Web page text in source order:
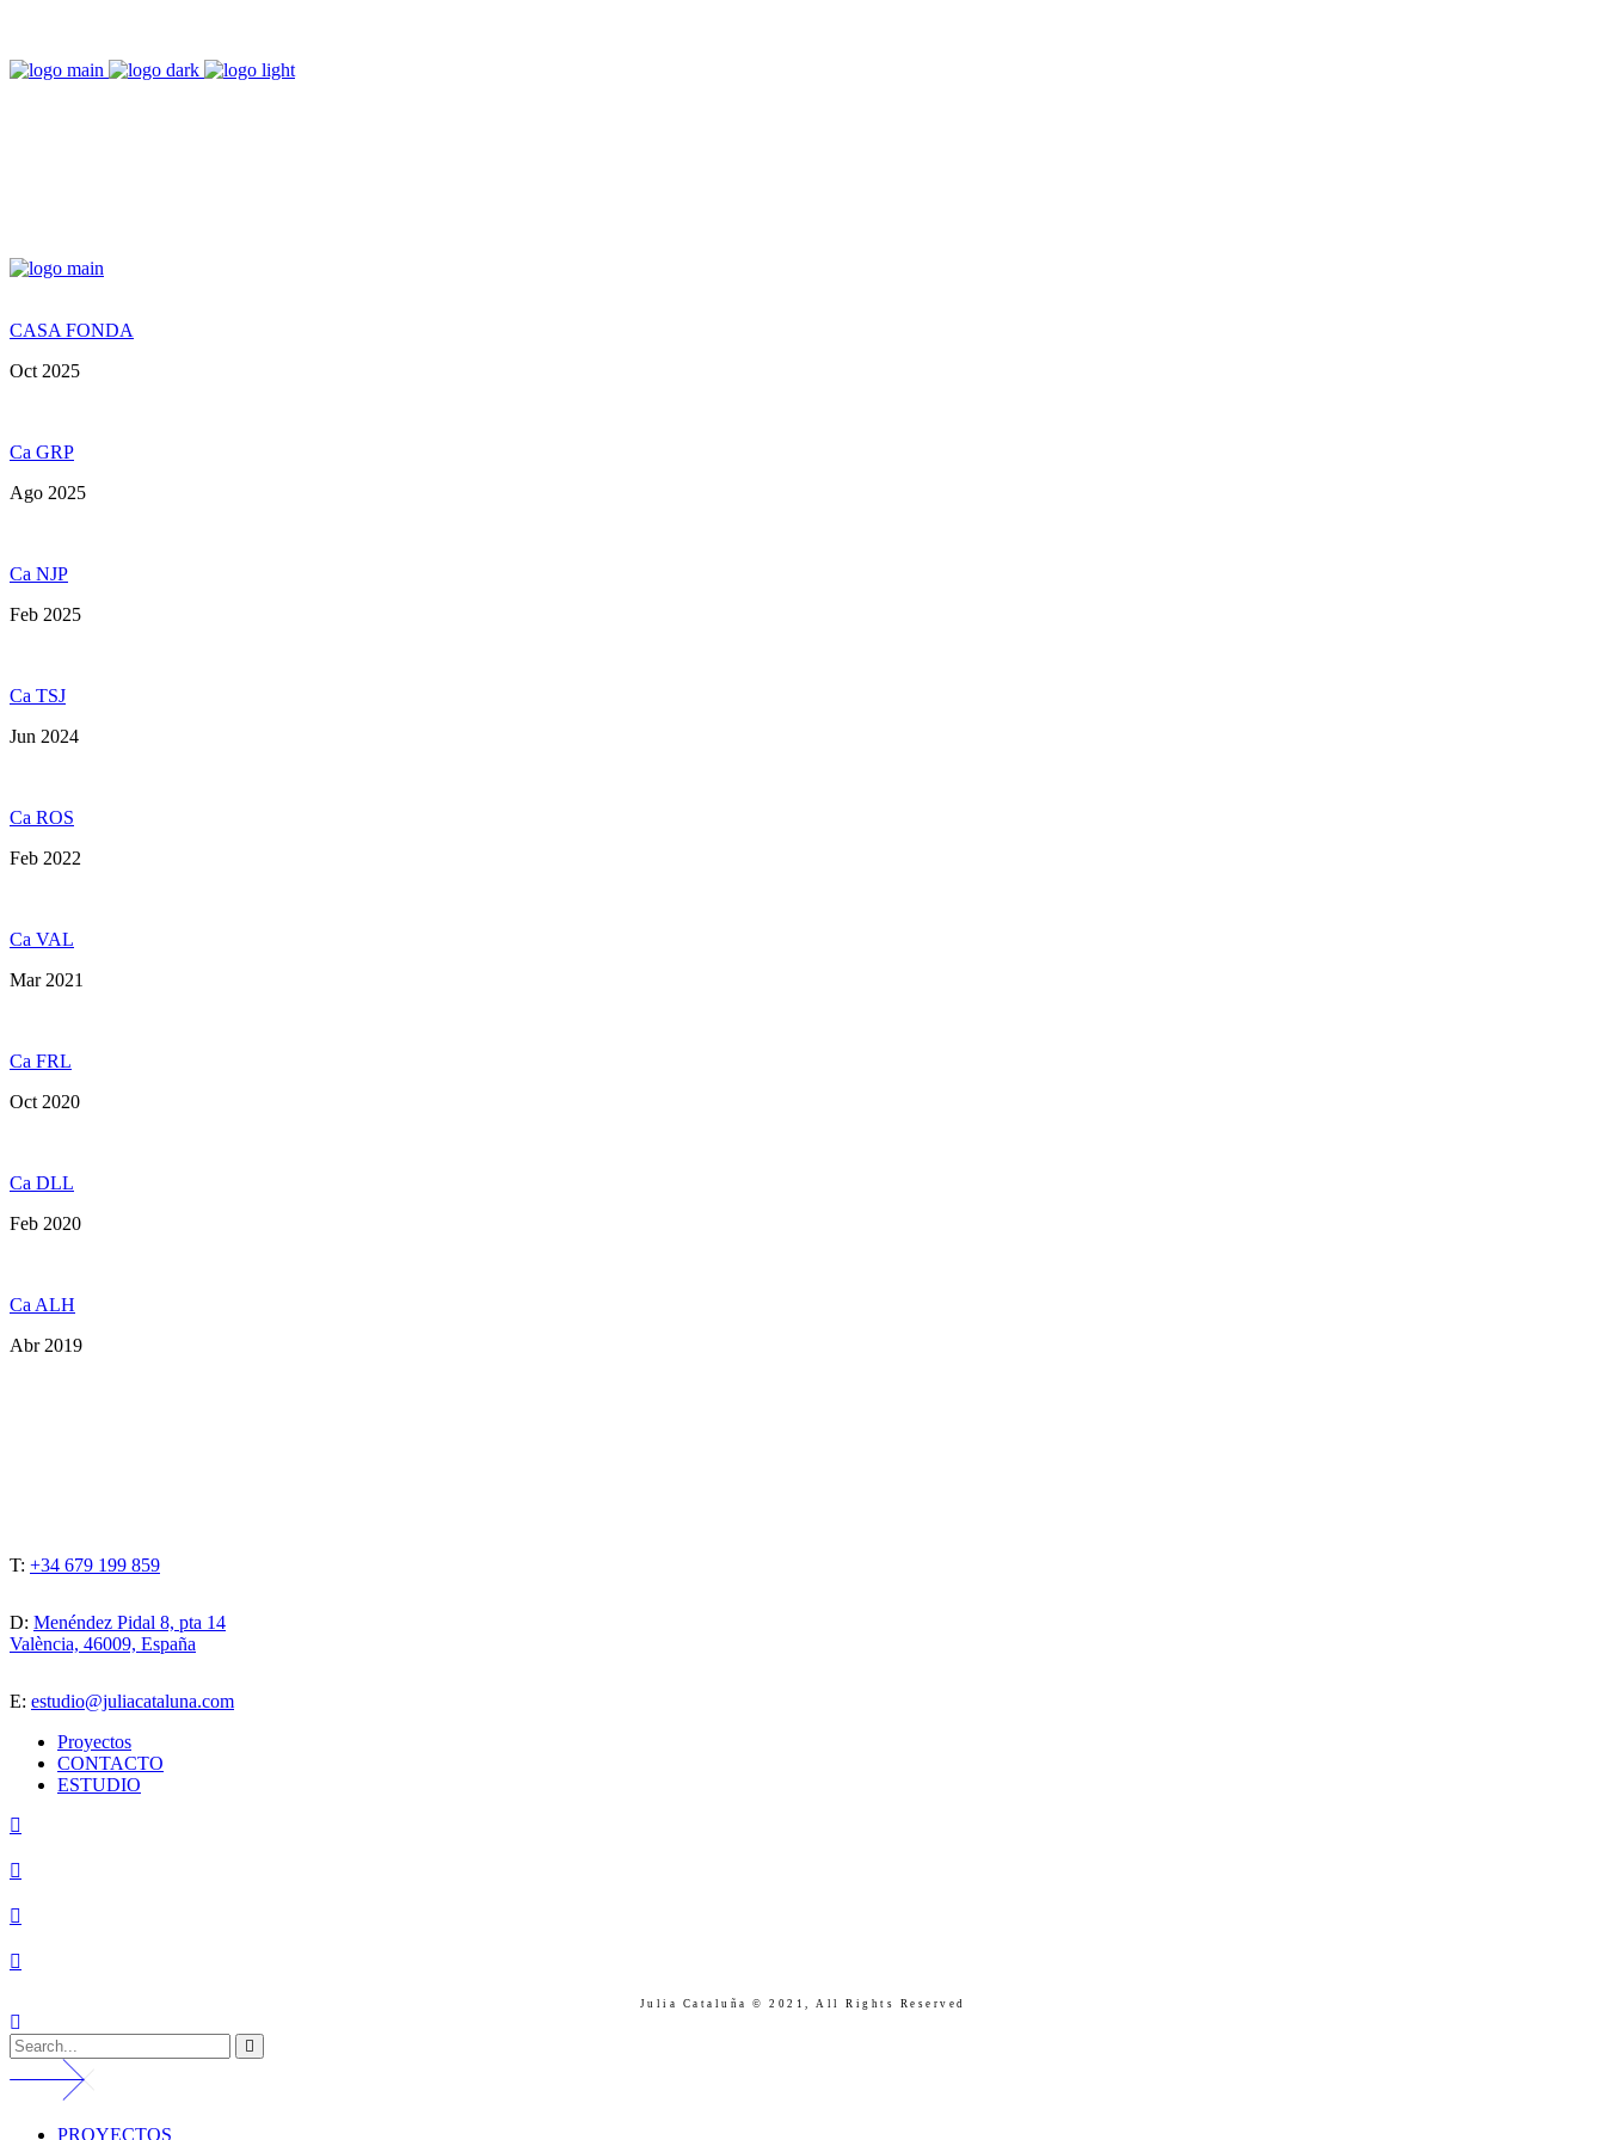
the
CASA FONDA
Oct 2025
Ca GRP
Ago 2025
Ca NJP
Feb 2025
Ca TSJ
Jun 2024
Ca ROS
Feb 2022
Ca VAL
Mar 2021
Ca FRL
Oct 2020
Ca DLL
Feb 2020
Ca ALH
Abr 2019
T: +34 679 199 859
D: Menéndez Pidal 8, pta 14
València, 46009, España
E: estudio@juliacataluna.com
Proyectos
CONTACTO
ESTUDIO
Julia Cataluña © 2021, All Rights Reserved
PROYECTOS